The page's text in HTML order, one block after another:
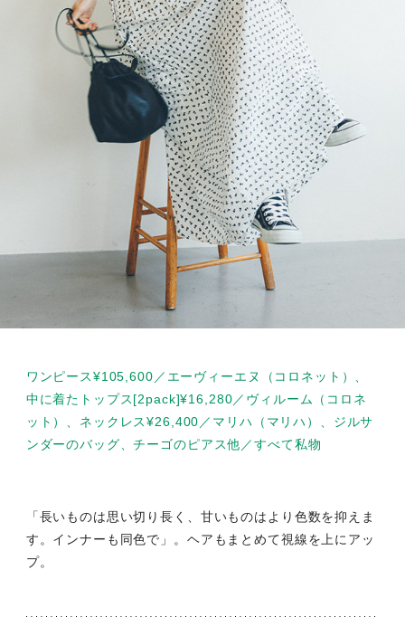
ワンピース¥105,600／エーヴィーエヌ（コロネット）、
中に着たトップス[2pack]¥16,280／ヴィルーム（コロネ
ット）、ネックレス¥26,400／マリハ（マリハ）、ジルサ
ンダーのバッグ、チーゴのピアス他／すべて私物
「長いものは思い切り長く、甘いものはより色数を抑えま
す。インナーも同色で」。ヘアもまとめて視線を上にアッ
プ。